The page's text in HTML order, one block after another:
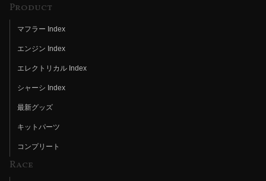
Product
マフラー Index
エンジン Index
エレクトリカル Index
シャーシ Index
最新グッズ
キットパーツ
コンプリート
Race